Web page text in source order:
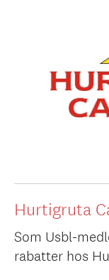
Hurtigruta
Som Usbl-
rabatter hos